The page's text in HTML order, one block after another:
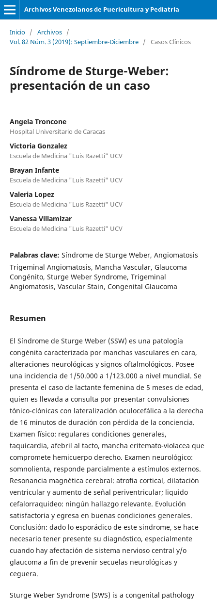
Archivos Venezolanos de Puericultura y Pediatría
Inicio / Archivos /
Vol. 82 Núm. 3 (2019): Septiembre-Diciembre / Casos Clínicos
Síndrome de Sturge-Weber:
presentación de un caso
Angela Troncone
Hospital Universitario de Caracas
Victoria Gonzalez
Escuela de Medicina "Luis Razetti" UCV
Brayan Infante
Escuela de Medicina "Luis Razetti" UCV
Valeria Lopez
Escuela de Medicina "Luis Razetti" UCV
Vanessa Villamizar
Escuela de Medicina "Luis Razetti" UCV
Palabras clave: Síndrome de Sturge Weber, Angiomatosis
Trigeminal Angiomatosis, Mancha Vascular, Glaucoma
Congénito, Sturge Weber Syndrome, Trigeminal
Angiomatosis, Vascular Stain, Congenital Glaucoma
Resumen
El Síndrome de Sturge Weber (SSW) es una patología
congénita caracterizada por manchas vasculares en cara,
alteraciones neurológicas y signos oftalmológicos. Posee
una incidencia de 1/50.000 a 1/123.000 a nivel mundial. Se
presenta el caso de lactante femenina de 5 meses de edad,
quien es llevada a consulta por presentar convulsiones
tónico-clónicas con lateralización oculocefálica a la derecha
de 16 minutos de duración con pérdida de la conciencia.
Examen físico: regulares condiciones generales,
taquicardia, afebril al tacto, mancha eritemato-violacea que
compromete hemicuerpo derecho. Examen neurológico:
somnolienta, responde parcialmente a estímulos externos.
Resonancia magnética cerebral: atrofia cortical, dilatación
ventricular y aumento de señal periventricular; liquido
cefalorraquideo: ningún hallazgo relevante. Evolución
satisfactoria y egresa en buenas condiciones generales.
Conclusión: dado lo esporádico de este sindrome, se hace
necesario tener presente su diagnóstico, especialmente
cuando hay afectación de sistema nervioso central y/o
glaucoma a fin de prevenir secuelas neurológicas y
ceguera.
Sturge Weber Syndrome (SWS) is a congenital pathology